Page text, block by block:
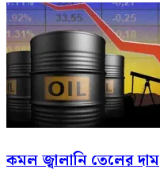
কমল জ্বালানি তেলের দাম